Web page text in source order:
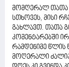
მომღერალ თათა
სთხოვეს, მისი
გახლავთ. თათა
კომენტარებში
რამდენიმე წლის
მოღერალი